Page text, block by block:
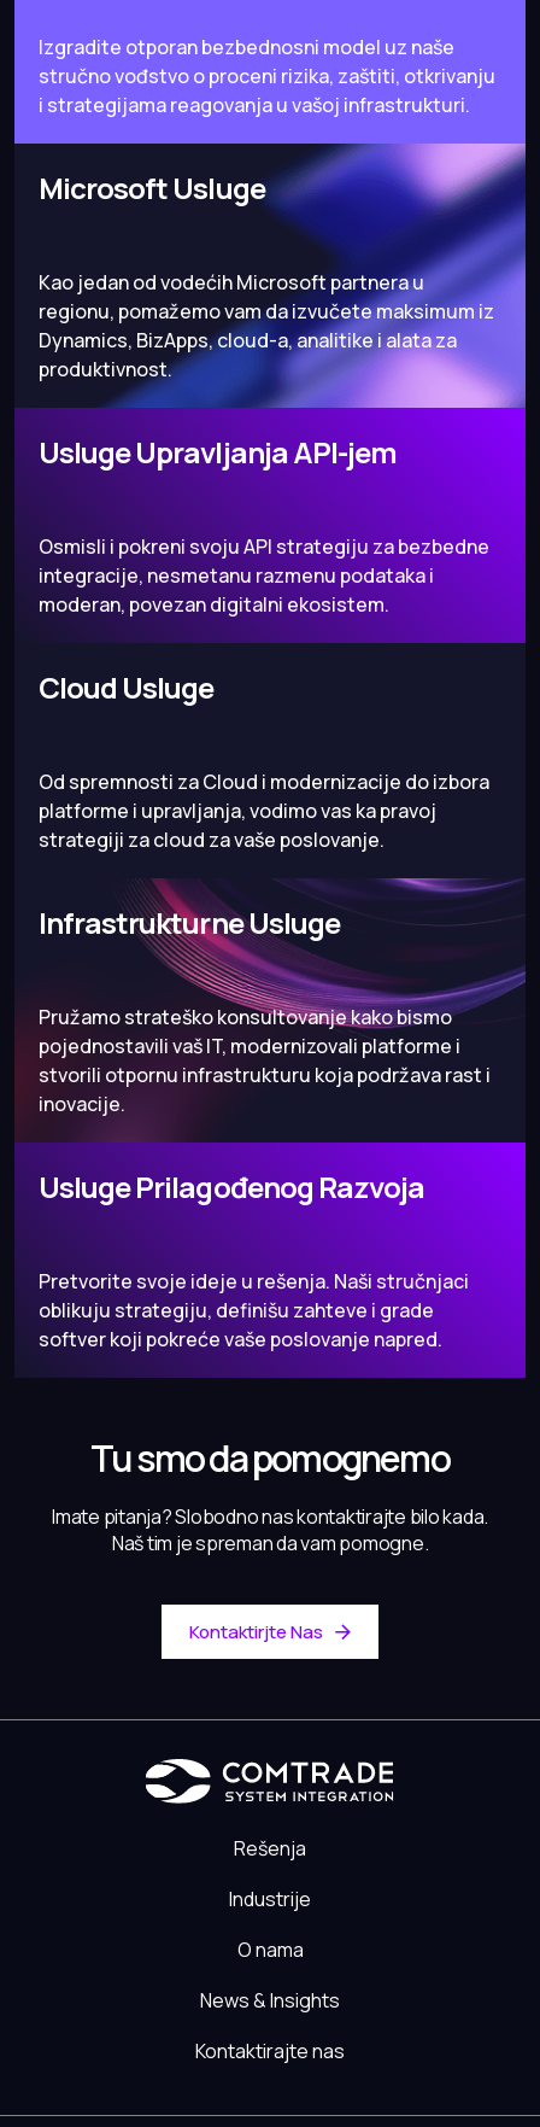
Izgradite otporan bezbednosni model uz naše
stručno vođstvo o proceni rizika, zaštiti, otkrivanju
i strategijama reagovanja u vašoj infrastrukturi.
Microsoft Usluge
Kao jedan od vodećih Microsoft partnera u
regionu, pomažemo vam da izvučete maksimum iz
Dynamics, BizApps, cloud-a, analitike i alata za
produktivnost.
Usluge Upravljanja API-jem
Osmisli i pokreni svoju API strategiju za bezbedne
integracije, nesmetanu razmenu podataka i
moderan, povezan digitalni ekosistem.
Cloud Usluge
Od spremnosti za Cloud i modernizacije do izbora
platforme i upravljanja, vodimo vas ka pravoj
strategiji za cloud za vaše poslovanje.
Infrastrukturne Usluge
Pružamo strateško konsultovanje kako bismo
pojednostavili vaš IT, modernizovali platforme i
stvorili otpornu infrastrukturu koja podržava rast i
inovacije.
Usluge Prilagođenog Razvoja
Pretvorite svoje ideje u rešenja. Naši stručnjaci
oblikuju strategiju, definišu zahteve i grade
softver koji pokreće vaše poslovanje napred.
Tu smo da pomognemo
Imate pitanja? Slobodno nas kontaktirajte bilo kada.
Naš tim je spreman da vam pomogne.
Kontaktirjte Nas
Rešenja
Industrije
O nama
News & Insights
Kontaktirajte nas